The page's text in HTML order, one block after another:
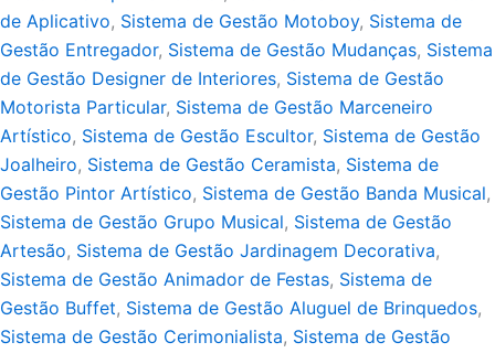
de Aplicativo, Sistema de Gestão Motoboy, Sistema de
Gestão Entregador, Sistema de Gestão Mudanças, Sistema
de Gestão Designer de Interiores, Sistema de Gestão
Motorista Particular, Sistema de Gestão Marceneiro
Artístico, Sistema de Gestão Escultor, Sistema de Gestão
Joalheiro, Sistema de Gestão Ceramista, Sistema de
Gestão Pintor Artístico, Sistema de Gestão Banda Musical,
Sistema de Gestão Grupo Musical, Sistema de Gestão
Artesão, Sistema de Gestão Jardinagem Decorativa,
Sistema de Gestão Animador de Festas, Sistema de
Gestão Buffet, Sistema de Gestão Aluguel de Brinquedos,
Sistema de Gestão Cerimonialista, Sistema de Gestão